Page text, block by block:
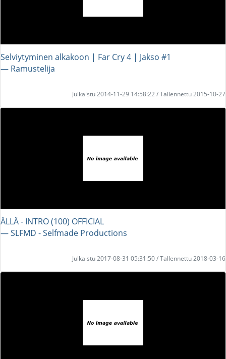
Selviytyminen alkakoon | Far Cry 4 | Jakso #1
― Ramustelija
Julkaistu 2014-11-29 14:58:22 / Tallennettu 2015-10-27
ÄLLÄ - INTRO (100) OFFICIAL
― SLFMD - Selfmade Productions
Julkaistu 2017-08-31 05:31:50 / Tallennettu 2018-03-16